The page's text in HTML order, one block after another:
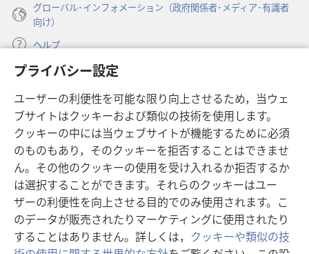
プライバシー設定
ユーザーの利便性を可能な限り向上させるため，当ウェ
ブサイトはクッキーおよび類似の技術を使用します。
クッキーの中には当ウェブサイトが機能するために必須
のものもあり，そのクッキーを拒否することはできませ
ん。その他のクッキーの使用を受け入れるか拒否するか
は選択することができます。それらのクッキーはユー
ザーの利便性を向上させる目的でのみ使用されます。こ
のデータが販売されたりマーケティングに使用されたり
することはありません。詳しくは， クッキーや類似の技
グローバル･インフォメーション（政府関係者･メディア･有識者
向け）
ヘルプ
寄付
し
い
タ
ブ
で
開
く）
ものみの塔 オンライン・ライブラリー
（新
し
い
タ
ブ
で
開
く）
JW Hub ®
（新
し
い
タ
ブ
で
開
JW Library ®
Watchtower Library®